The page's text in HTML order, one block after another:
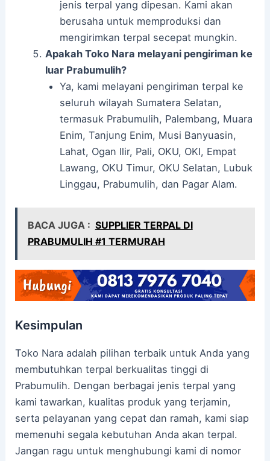
jenis terpal yang dipesan. Kami akan
berusaha untuk memproduksi dan
mengirimkan terpal secepat mungkin.
Apakah Toko Nara melayani pengiriman ke
luar Prabumulih?
Ya, kami melayani pengiriman terpal ke
seluruh wilayah Sumatera Selatan,
termasuk Prabumulih, Palembang, Muara
Enim, Tanjung Enim, Musi Banyuasin,
Lahat, Ogan Ilir, Pali, OKU, OKI, Empat
Lawang, OKU Timur, OKU Selatan, Lubuk
Linggau, Prabumulih, dan Pagar Alam.
BACA JUGA : SUPPLIER TERPAL DI
PRABUMULIH #1 TERMURAH
Kesimpulan
Toko Nara adalah pilihan terbaik untuk Anda yang
membutuhkan terpal berkualitas tinggi di
Prabumulih. Dengan berbagai jenis terpal yang
kami tawarkan, kualitas produk yang terjamin,
serta pelayanan yang cepat dan ramah, kami siap
memenuhi segala kebutuhan Anda akan terpal.
Jangan ragu untuk menghubungi kami di nomor